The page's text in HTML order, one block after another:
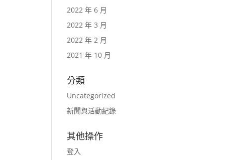
2022 年 6 月
2022 年 3 月
2022 年 2 月
2021 年 10 月
分類
Uncategorized
新聞與活動紀錄
其他操作
登入